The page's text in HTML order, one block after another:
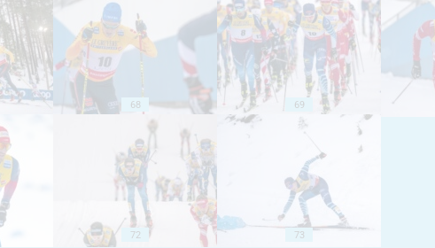
68 69
72 73